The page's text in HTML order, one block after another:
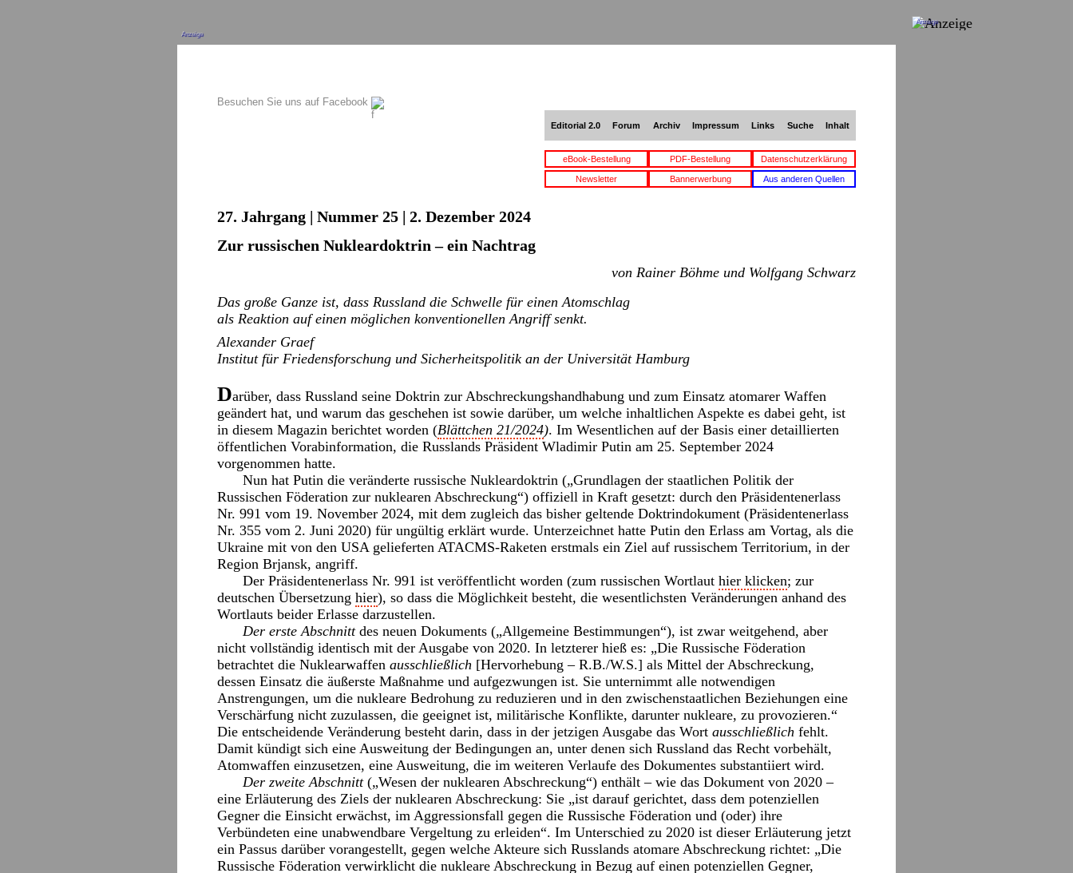
Anzeige
Besuchen Sie uns auf Facebook
Editorial 2.0 Forum Archiv Impressum Links Suche Inhalt
eBook-Bestellung PDF-Bestellung Datenschutzerklärung
Newsletter Bannerwerbung Aus anderen Quellen
27. Jahrgang | Nummer 25 | 2. Dezember 2024
Zur russischen Nukleardoktrin – ein Nachtrag
von Rainer Böhme und Wolfgang Schwarz
Das große Ganze ist, dass Russland die Schwelle für einen Atomschlag
als Reaktion auf einen möglichen konventionellen Angriff senkt.
Alexander Graef
Institut für Friedensforschung und Sicherheitspolitik an der Universität Hamburg
Darüber, dass Russland seine Doktrin zur Abschreckungshandhabung und zum Einsatz atomarer Waffen
geändert hat, und warum das geschehen ist sowie darüber, um welche inhaltlichen Aspekte es dabei geht, ist
in diesem Magazin berichtet worden (Blättchen 21/2024). Im Wesentlichen auf der Basis einer detaillierten
öffentlichen Vorabinformation, die Russlands Präsident Wladimir Putin am 25. September 2024
vorgenommen hatte.
Nun hat Putin die veränderte russische Nukleardoktrin („Grundlagen der staatlichen Politik der
Russischen Föderation zur nuklearen Abschreckung“) offiziell in Kraft gesetzt: durch den Präsidentenerlass
Nr. 991 vom 19. November 2024, mit dem zugleich das bisher geltende Doktrindokument (Präsidentenerlass
Nr. 355 vom 2. Juni 2020) für ungültig erklärt wurde. Unterzeichnet hatte Putin den Erlass am Vortag, als die
Ukraine mit von den USA gelieferten ATACMS-Raketen erstmals ein Ziel auf russischem Territorium, in der
Region Brjansk, angriff.
Der Präsidentenerlass Nr. 991 ist veröffentlicht worden (zum russischen Wortlaut hier klicken; zur
deutschen Übersetzung hier), so dass die Möglichkeit besteht, die wesentlichsten Veränderungen anhand des
Wortlauts beider Erlasse darzustellen.
Der erste Abschnittdes neuen Dokuments („Allgemeine Bestimmungen“), ist zwar weitgehend, aber
nicht vollständig identisch mit der Ausgabe von 2020. In letzterer hieß es: „Die Russische Föderation
betrachtet die Nuklearwaffen ausschließlich [Hervorhebung – R.B./W.S.] als Mittel der Abschreckung,
dessen Einsatz die äußerste Maßnahme und aufgezwungen ist. Sie unternimmt alle notwendigen
Anstrengungen, um die nukleare Bedrohung zu reduzieren und in den zwischenstaatlichen Beziehungen eine
Verschärfung nicht zuzulassen, die geeignet ist, militärische Konflikte, darunter nukleare, zu provozieren.“
Die entscheidende Veränderung besteht darin, dass in der jetzigen Ausgabe das Wort ausschließlich fehlt.
Damit kündigt sich eine Ausweitung der Bedingungen an, unter denen sich Russland das Recht vorbehält,
Atomwaffen einzusetzen, eine Ausweitung, die im weiteren Verlaufe des Dokumentes substantiiert wird.
Der zweite Abschnitt(„Wesen der nuklearen Abschreckung“) enthält – wie das Dokument von 2020 –
eine Erläuterung des Ziels der nuklearen Abschreckung: Sie „ist darauf gerichtet, dass dem potenziellen
Gegner die Einsicht erwächst, im Aggressionsfall gegen die Russische Föderation und (oder) ihre
Verbündeten eine unabwendbare Vergeltung zu erleiden“. Im Unterschied zu 2020 ist dieser Erläuterung jetzt
ein Passus darüber vorangestellt, gegen welche Akteure sich Russlands atomare Abschreckung richtet: „Die
Russische Föderation verwirklicht die nukleare Abschreckung in Bezug auf einen potenziellen Gegner,
Anzeige